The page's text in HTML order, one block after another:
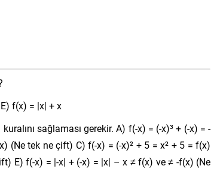
f(x) = |x| + x
sağlaması gerekir. A) f(-x) = (-x)³ + (-x) = -
(Ne tek ne çift) C) f(-x) = (-x)² + 5 = x² + 5 = f(x)
E) f(-x) = |-x| + (-x) = |x| – x ≠ f(x) ve ≠ -f(x) (Ne